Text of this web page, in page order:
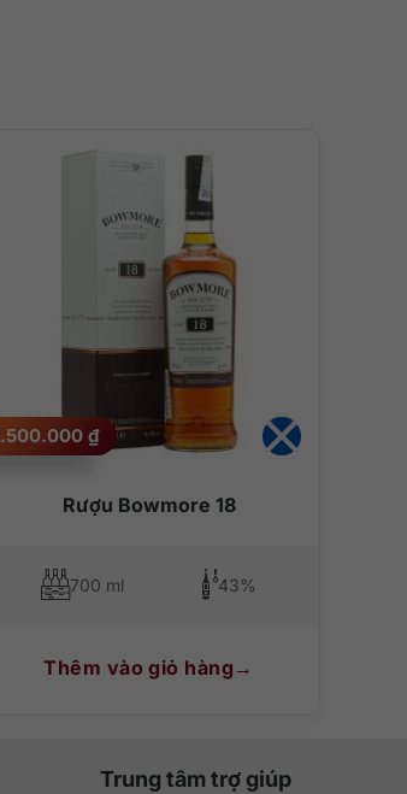
cổ điển, cà phê tươi, xoài tươi,
cho hương vị trở nên sâu thẳm hấp
Rượu Bowmore 18
₫
700 ml 43%
Thêm vào giỏ hàng
Trung tâm trợ giúp